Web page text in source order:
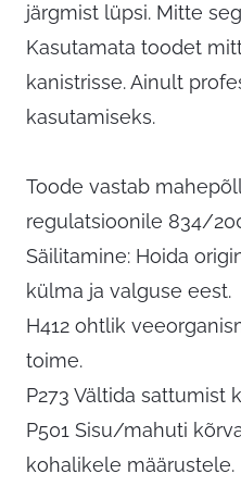
järgmist lüpsi. Mitte
Kasutamata toodet
kanistrisse. Ainult
kasutamiseks.
Toode vastab
regulatsioonile 834/
Säilitamine: Hoida
külma ja valguse eest.
H412 ohtlik
toime.
P273 Vältida sattumist
P501 Sisu/mahuti
kohalikele määrustele.